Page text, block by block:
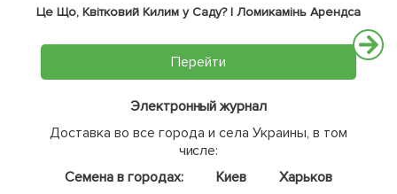
Це Що, Квітковий Килим у Саду? | Ломикамінь Арендса
Перейти
Электронный журнал
Доставка во все города и села Украины, в том
числе:
Семена в городах:
Киев
Харьков